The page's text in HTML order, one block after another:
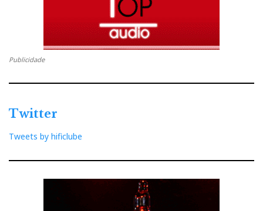
Publicidade
Twitter
Tweets by hificlube